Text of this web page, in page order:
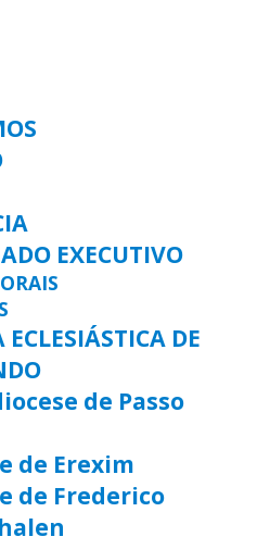
EXECUTIVO
DE
de Passo
de Erexim
de Frederico